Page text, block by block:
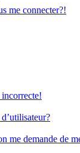
me connecter?!
incorrecte!
me demande de